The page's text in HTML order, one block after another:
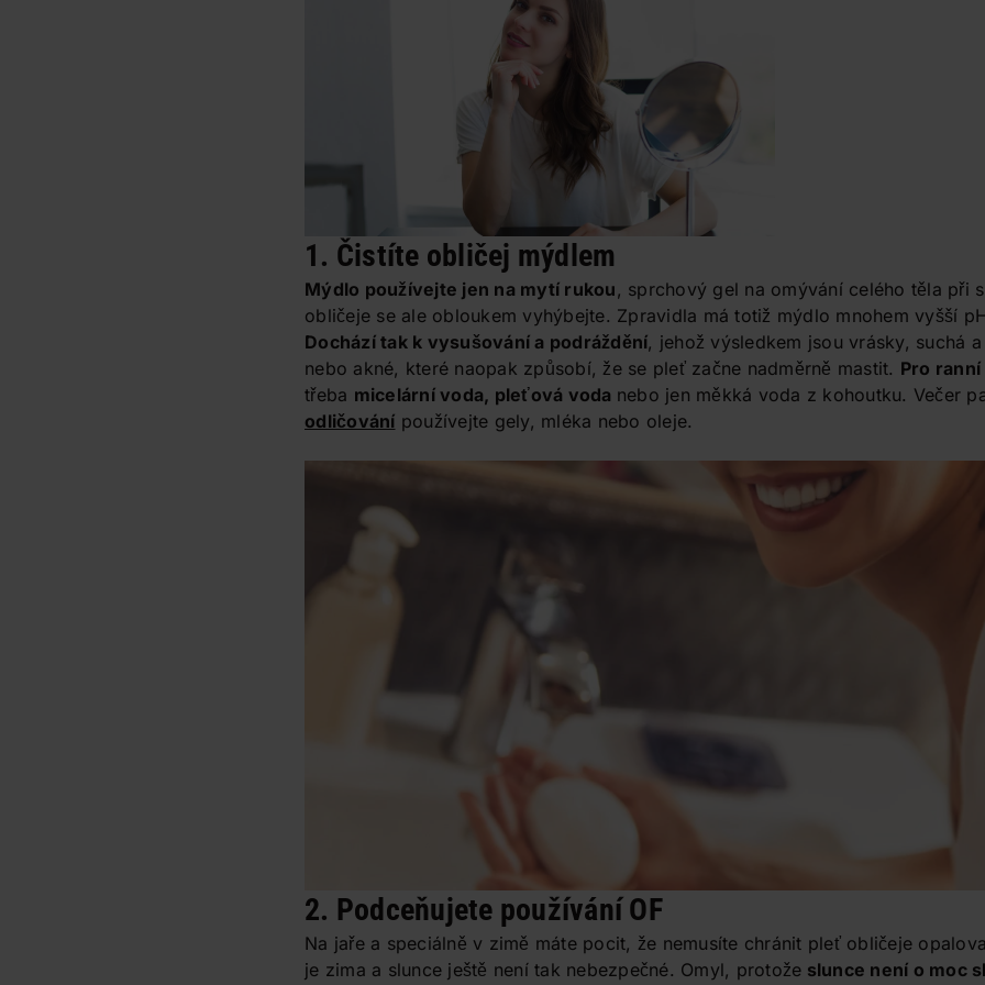
1. Čistíte obličej mýdlem
Mýdlo používejte jen na mytí rukou, sprchový gel na omývání celého těla při
obličeje se ale obloukem vyhýbejte. Zpravidla má totiž mýdlo mnohem vyšší
Dochází tak k vysušování a podráždění, jehož výsledkem jsou vrásky, suchá
nebo akné, které naopak způsobí, že se pleť začne nadměrně mastit. Pro
třeba micelární voda, pleťová voda nebo jen měkká voda z kohoutku. Večer
odličování používejte gely, mléka nebo oleje.
2. Podceňujete používání OF
Na jaře a speciálně v zimě máte pocit, že nemusíte chránit pleť obličeje
je zima a slunce ještě není tak nebezpečné. Omyl, protože slunce není o moc